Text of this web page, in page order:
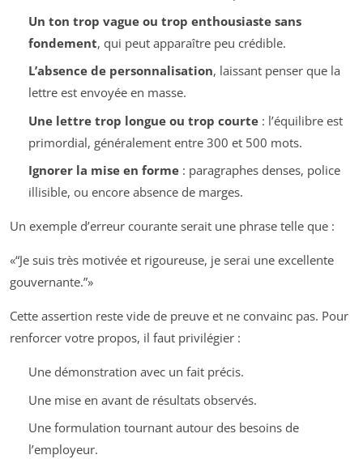
Un ton trop vague ou trop enthousiaste sans
fondement, qui peut apparaître peu crédible.
L’absence de personnalisation, laissant penser que la
lettre est envoyée en masse.
Une lettre trop longue ou trop courte: l’équilibre est
primordial, généralement entre 300 et 500 mots.
Ignorer la mise en forme: paragraphes denses, police
illisible, ou encore absence de marges.
Un exemple d’erreur courante serait une phrase telle que :
“Je suis très motivée et rigoureuse, je serai une excellente
gouvernante.”
Cette assertion reste vide de preuve et ne convainc pas. Pour
renforcer votre propos, il faut privilégier :
Une démonstration avec un fait précis.
Une mise en avant de résultats observés.
Une formulation tournant autour des besoins de
l’employeur.